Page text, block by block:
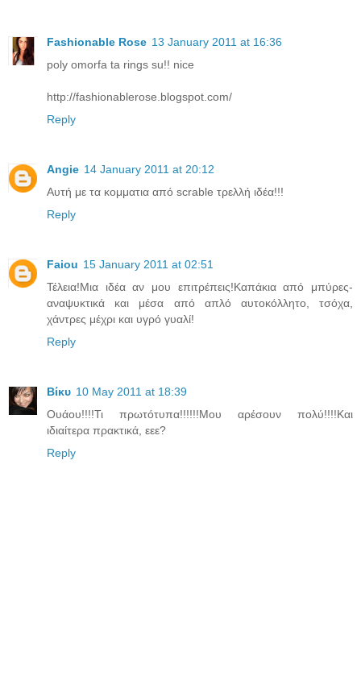
Fashionable Rose 13 January 2011 at 16:36
poly omorfa ta rings su!! nice
http://fashionablerose.blogspot.com/
Reply
Angie 14 January 2011 at 20:12
Αυτή με τα κομματια από scrable τρελλή ιδέα!!!
Reply
Faiou 15 January 2011 at 02:51
Τέλεια!Μια ιδέα αν μου επιτρέπεις!Καπάκια από μπύρες-
αναψυκτικά και μέσα από απλό αυτοκόλλητο, τσόχα,
χάντρες μέχρι και υγρό γυαλί!
Reply
Βίκυ 10 May 2011 at 18:39
Ουάου!!!!Τι πρωτότυπα!!!!!!Μου αρέσουν πολύ!!!!Και
ιδιαίτερα πρακτικά, εεε?
Reply